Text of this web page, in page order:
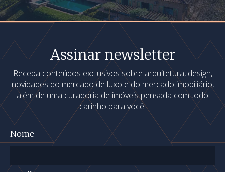
Assinar newsletter
Receba conteúdos exclusivos sobre arquitetura, design,
novidades do mercado de luxo e do mercado imobiliário,
além de uma curadoria de imóveis pensada com todo
carinho para você.
Nome